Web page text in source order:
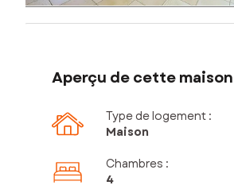
Aperçu de cette maison
Type de logement :
Maison
Chambres :
4